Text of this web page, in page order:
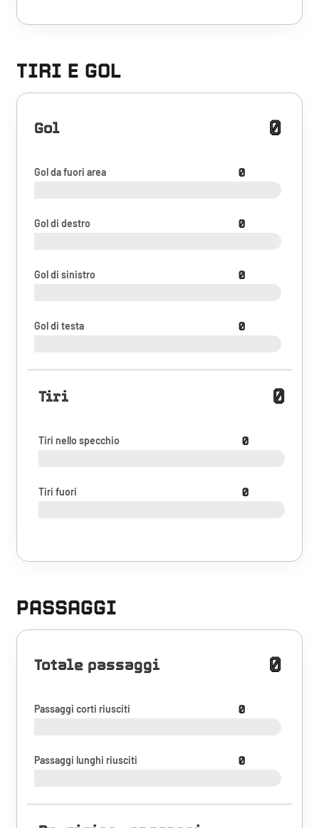
TIRI E GOL
Gol 0
Gol da fuori area 0
Gol di destro 0
Gol di sinistro 0
Gol di testa 0
Tiri 0
Tiri nello specchio 0
Tiri fuori 0
PASSAGGI
Totale passaggi 0
Passaggi corti riusciti 0
Passaggi lunghi riusciti 0